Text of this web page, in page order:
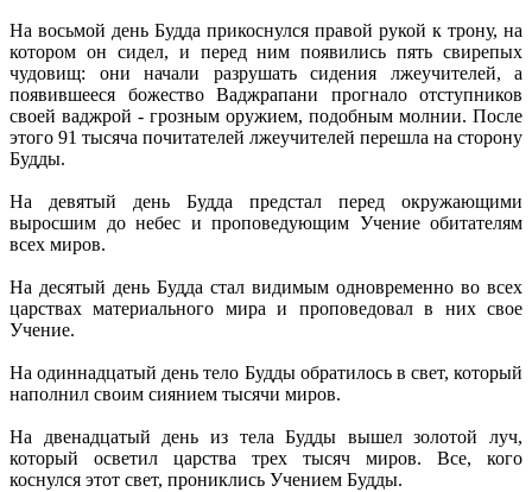
На восьмой день Будда прикоснулся правой рукой к трону, на
котором он сидел, и перед ним появились пять свирепых
чудовищ: они начали разрушать сидения лжеучителей, а
появившееся божество Ваджрапани прогнало отступников
своей ваджрой - грозным оружием, подобным молнии. После
этого 91 тысяча почитателей лжеучителей перешла на сторону
Будды.
На девятый день Будда предстал перед окружающими
выросшим до небес и проповедующим Учение обитателям
всех миров.
На десятый день Будда стал видимым одновременно во всех
царствах материального мира и проповедовал в них свое
Учение.
На одиннадцатый день тело Будды обратилось в свет, который
наполнил своим сиянием тысячи миров.
На двенадцатый день из тела Будды вышел золотой луч,
который осветил царства трех тысяч миров. Все, кого
коснулся этот свет, прониклись Учением Будды.